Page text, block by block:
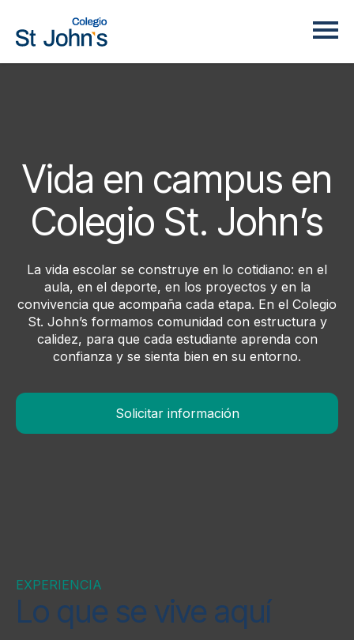
Vida en campus en
Colegio St. John’s
La vida escolar se construye en lo cotidiano: en el
aula, en el deporte, en los proyectos y en la
convivencia que acompaña cada etapa. En el Colegio
St. John’s formamos comunidad con estructura y
calidez, para que cada estudiante aprenda con
confianza y se sienta bien en su entorno.
Solicitar información
EXPERIENCIA
Lo que se vive aquí